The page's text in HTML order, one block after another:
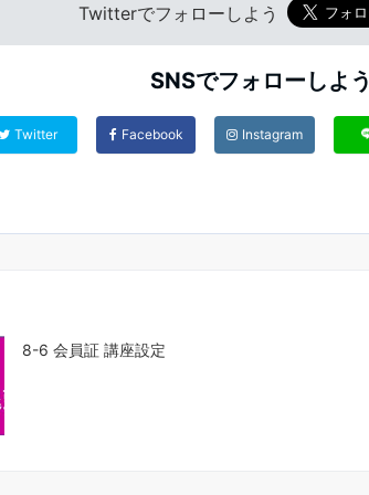
Twitterでフォローしよう
SNSでフォローしよう
Twitter Facebook Instagram
8-6 会員証 講座設定